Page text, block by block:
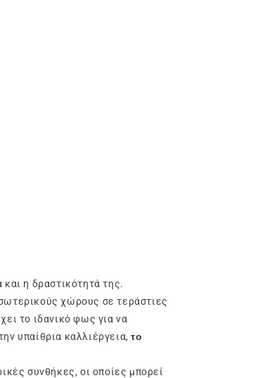
η δραστικότητά της.
χώρους σε τεράστιες
το ιδανικό φως για να
υπαίθρια καλλιέργεια,το
συνθήκες, οι οποίες μπορεί